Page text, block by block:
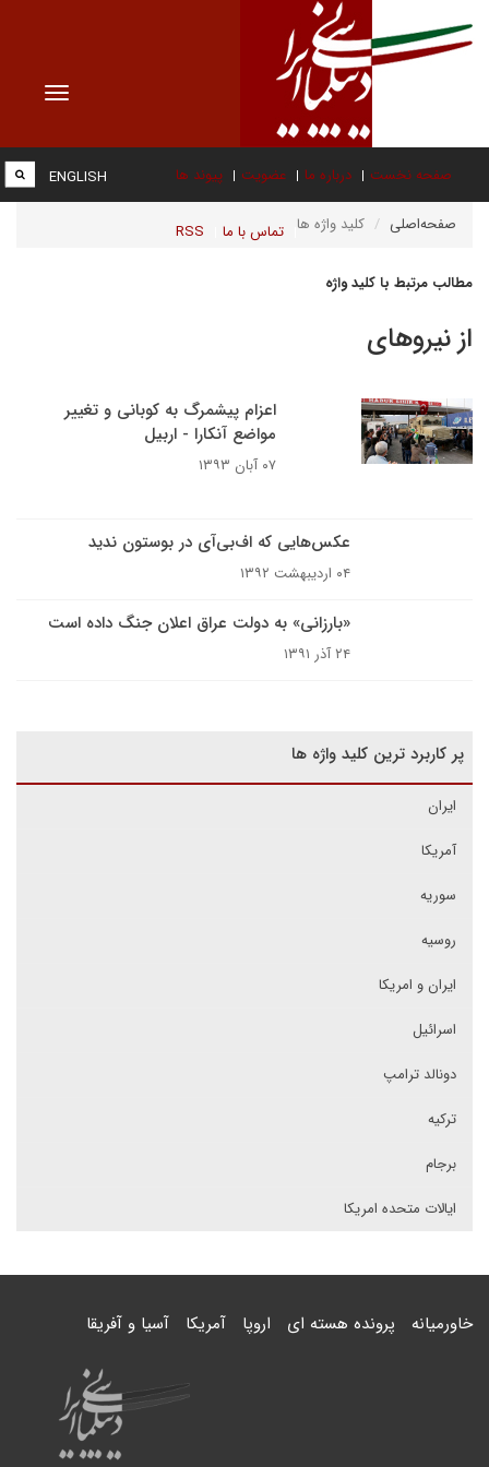
Toggle
صفحه نخست درباره ما عضویت پیوند ها
تماس با ما RSS
ENGLISH
صفحه‌اصلی کلید واژه ها
مطالب مرتبط با کلید واژه
از نیروهای
اعزام پیشمرگ به کوبانی و تغییر
مواضع آنکارا - اربیل
۰۷ آبان ۱۳۹۳
عکس‌هایی که اف‌بی‌آی در بوستون ندید
۰۴ اردیبهشت ۱۳۹۲
«بارزانی» به دولت عراق اعلان جنگ داده است
۲۴ آذر ۱۳۹۱
پر کاربرد ترین کلید واژه ها
ایران
آمریکا
سوریه
روسیه
ایران و امریکا
اسرائیل
دونالد ترامپ
ترکیه
برجام
ایالات متحده امریکا
خاورمیانه پرونده هسته ای اروپا آمریکا آسیا و آفریقا